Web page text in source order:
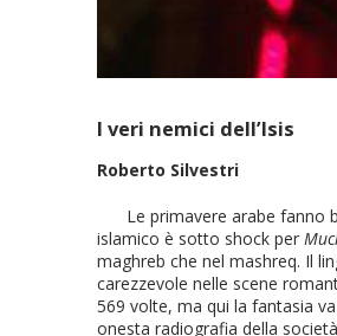
I veri nemici dell’Isis
Roberto Silvestri
Le primavere arabe fanno
islamico è sotto shock per
maghreb che nel mashreq. Il
carezzevole nelle scene
569 volte, ma qui la fantasia
onesta radiografia della